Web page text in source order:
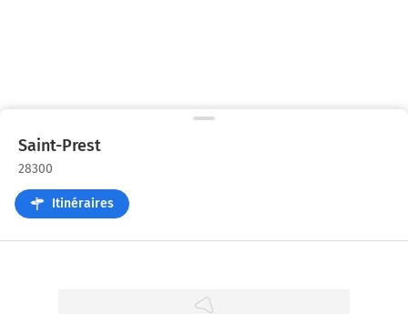
Saint-Prest
28300
Itinéraires